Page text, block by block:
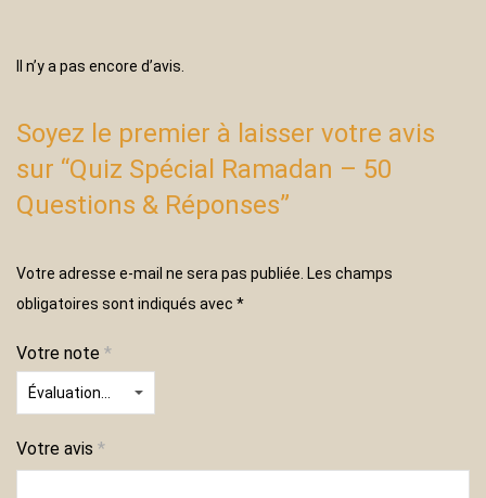
Il n’y a pas encore d’avis.
Soyez le premier à laisser votre avis
sur “Quiz Spécial Ramadan – 50
Questions & Réponses”
Votre adresse e-mail ne sera pas publiée. Les champs
obligatoires sont indiqués avec *
Votre note *
Votre avis *